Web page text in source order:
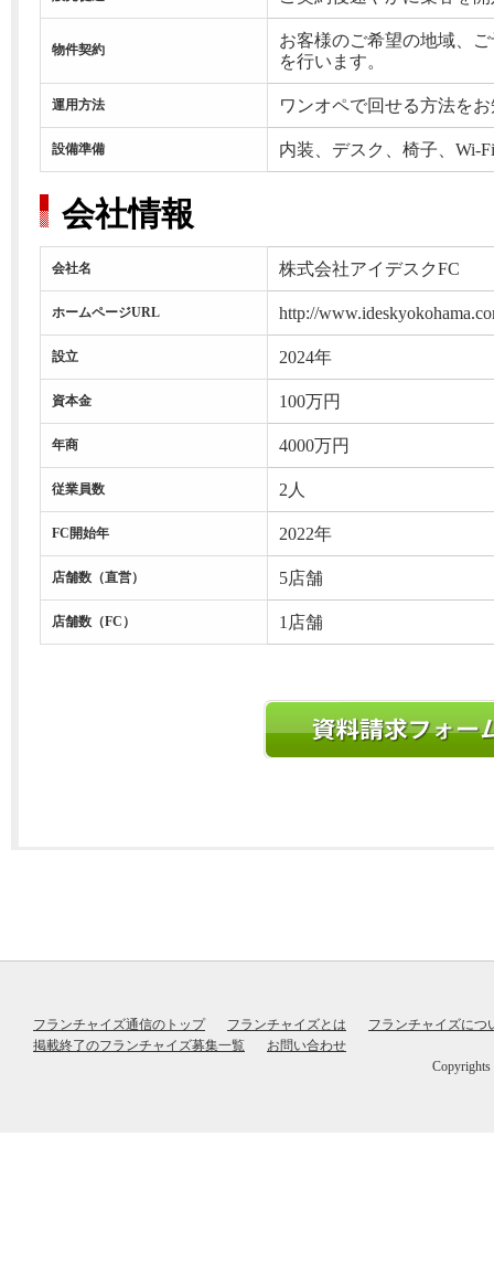
物件契約
お客様のご希望の地域、
を行います。
運用方法 ワンオペで回せる方法を
設備準備 内装、デスク、椅子、Wi-
会社情報
会社名 株式会社アイデスクFC
ホームページURL http://
設立 2024年
資本金 100万円
年商 4000万円
従業員数 2人
FC開始年 2022年
店舗数（直営） 5店舗
店舗数（FC） 1店舗
フランチャイズ通信のトップ フランチャイズとは
フランチャイズにつ
掲載終了のフランチャイズ募集一覧
お問い合わせ